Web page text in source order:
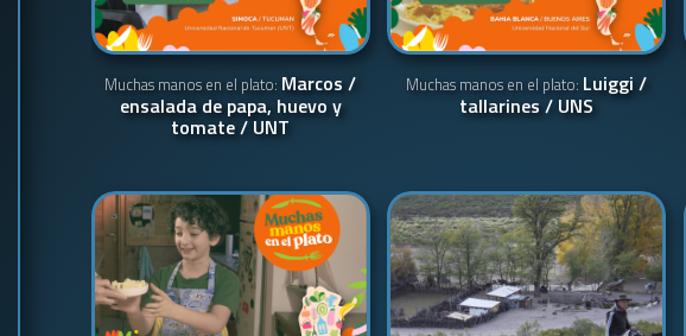
Muchas manos en el plato: Marcos /
ensalada de papa, huevo y
tomate / UNT
Muchas manos en el plato: Luiggi /
tallarines / UNS